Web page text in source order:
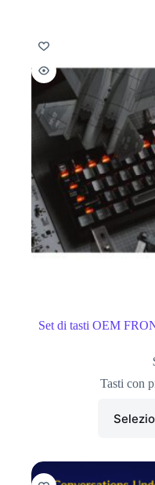
Set di tasti OEM
Tasti con